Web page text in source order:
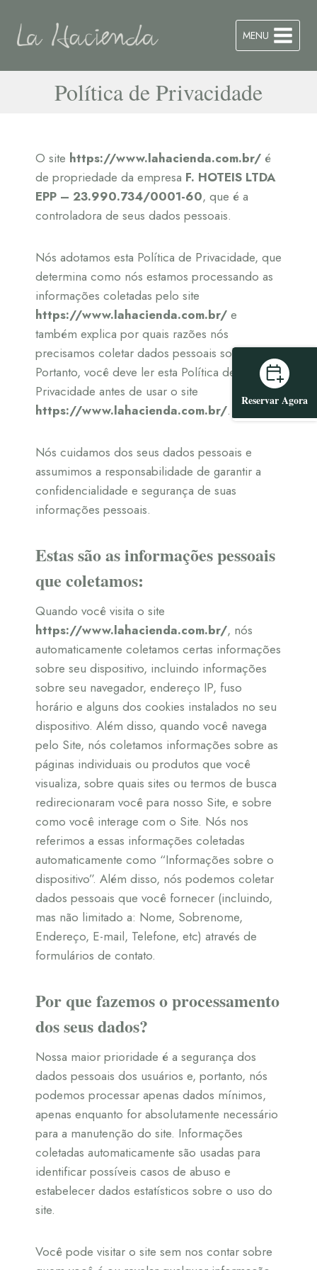
MENU
Política de Privacidade
O site https://www.lahacienda.com.br/ é
de propriedade da empresa F. HOTEIS LTDA
EPP – 23.990.734/0001-60, que é a
controladora de seus dados pessoais.
Nós adotamos esta Política de Privacidade, que
determina como nós estamos processando as
informações coletadas pelo site
https://www.lahacienda.com.br/ e
também explica por quais razões nós
precisamos coletar dados pessoais sobre você.
Portanto, você deve ler esta Política de
Privacidade antes de usar o site
https://www.lahacienda.com.br/.
Nós cuidamos dos seus dados pessoais e
assumimos a responsabilidade de garantir a
confidencialidade e segurança de suas
informações pessoais.
Estas são as informações pessoais
que coletamos:
Quando você visita o site
https://www.lahacienda.com.br/, nós
automaticamente coletamos certas informações
sobre seu dispositivo, incluindo informações
sobre seu navegador, endereço IP, fuso
horário e alguns dos cookies instalados no seu
dispositivo. Além disso, quando você navega
pelo Site, nós coletamos informações sobre as
páginas individuais ou produtos que você
visualiza, sobre quais sites ou termos de busca
redirecionaram você para nosso Site, e sobre
como você interage com o Site. Nós nos
referimos a essas informações coletadas
automaticamente como “Informações sobre o
dispositivo”. Além disso, nós podemos coletar
dados pessoais que você fornecer (incluindo,
mas não limitado a: Nome, Sobrenome,
Endereço, E-mail, Telefone, etc) através de
formulários de contato.
Por que fazemos o processamento
dos seus dados?
Nossa maior prioridade é a segurança dos
dados pessoais dos usuários e, portanto, nós
podemos processar apenas dados mínimos,
apenas enquanto for absolutamente necessário
para a manutenção do site. Informações
coletadas automaticamente são usadas para
identificar possíveis casos de abuso e
estabelecer dados estatísticos sobre o uso do
site.
Você pode visitar o site sem nos contar sobre
Reservar Agora